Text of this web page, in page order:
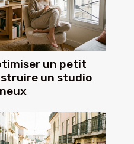
un petit
un studio